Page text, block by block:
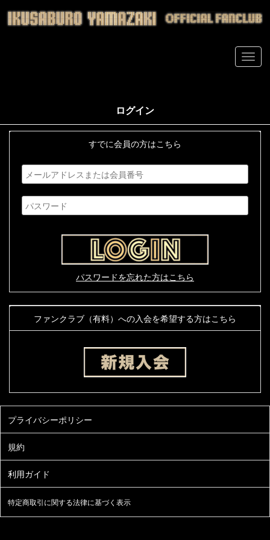
ログイン
すでに会員の方はこちら
パスワードを忘れた方はこちら
ファンクラブ（有料）への入会を希望する方はこちら
特定商取引に関する法律に基づく表示